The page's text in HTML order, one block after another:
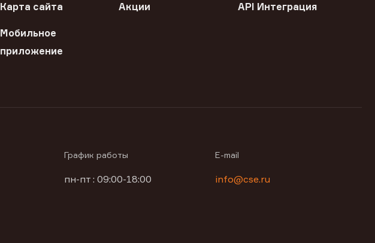
Карта сайта Акции API Интеграция
Мобильное
приложение
График работы
пн-пт : 09:00-18:00
E-mail
info@cse.ru